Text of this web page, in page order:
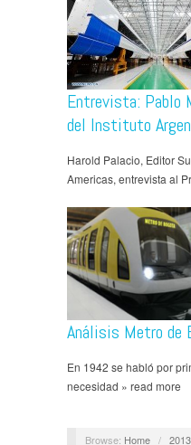
Entrevista: Pablo
del Instituto
Harold Palacio, Editor
Americas, entrevista al
Análisis Metro de
En 1942 se habló por
necesidad » read more
Browse: Home / 2013